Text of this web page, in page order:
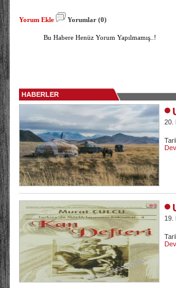
Yorum Ekle Yorumlar (0)
Bu Habere Henüz Yorum Yapılmamış..!
HABERLER
20.
19.